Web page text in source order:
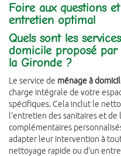
Foire aux questions
entretien optimal
Quels sont les
domicile proposé
la Gironde ?
Le service de ménage à
charge intégrale de votre
spécifiques. Cela inclut le
l'entretien des sanitaires et de
complémentaires
adapter leur intervention à
nettoyage rapide ou d'un